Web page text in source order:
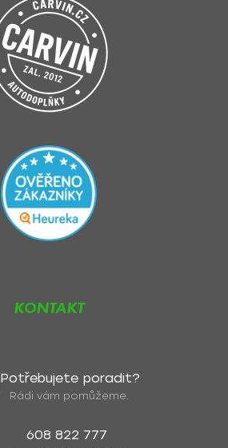
KONTAKT
Potřebujete poradit?
Rádi vám pomůžeme.
608 822 777